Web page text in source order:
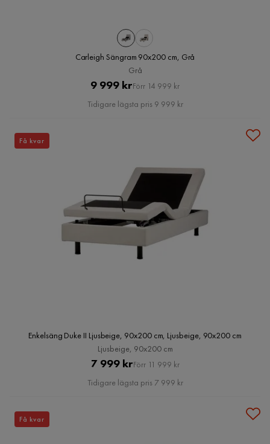
Carleigh Sängram 90x200 cm, Grå
Grå
Pris
9 999 krOriginal
Pris
Förr 14 999 kr
Tidigare lägsta pris 9 999 kr
Enkelsäng Duke II Ljusbeige, 90x200 cm, Ljusbeige, 90x200 cm
Ljusbeige, 90x200 cm
Pris
7 999 krOriginal
Pris
Förr 11 999 kr
Tidigare lägsta pris 7 999 kr
Få kvar
Få kvar